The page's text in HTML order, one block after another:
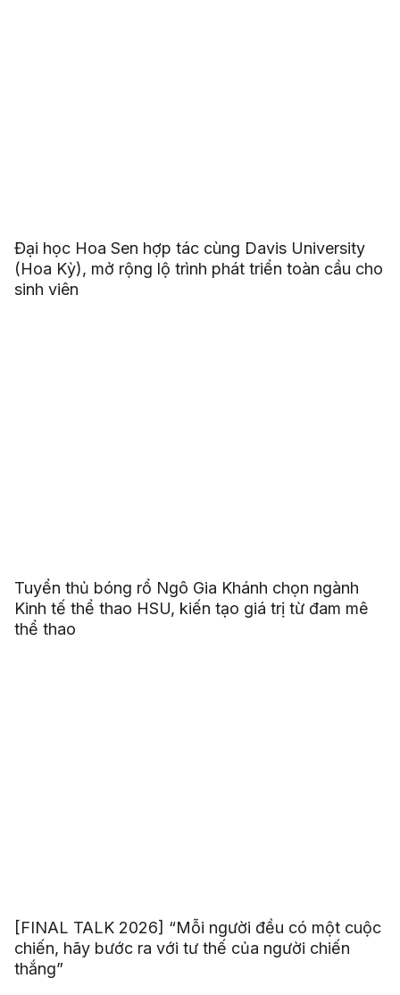
Đại học Hoa Sen hợp tác cùng Davis University
(Hoa Kỳ), mở rộng lộ trình phát triển toàn cầu cho
sinh viên
Tuyển thủ bóng rổ Ngô Gia Khánh chọn ngành
Kinh tế thể thao HSU, kiến tạo giá trị từ đam mê
thể thao
[FINAL TALK 2026] “Mỗi người đều có một cuộc
chiến, hãy bước ra với tư thế của người chiến
thắng”